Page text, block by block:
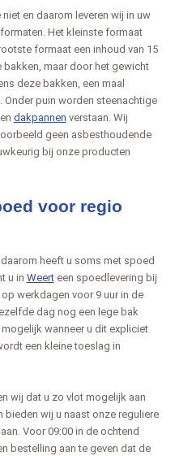
en daarom leveren wij in uw
Het kleinste formaat
formaat een inhoud van 15
bakken, maar door het gewicht
deze bakken, een maal
Onder puin worden steenachtige
dakpannen verstaan. Wij
geen asbesthoudende
bij onze producten
voor regio
heeft u soms met spoed
u in Weerteen spoedlevering bij
werkdagen voor 9 uur in de
dag nog een lege bak
wanneer u dit expliciet
een kleine toeslag in
wij dat u zo vlot mogelijk aan
bieden wij u naast onze reguliere
Voor 09:00 in de ochtend
bestelling aan te geven dat de